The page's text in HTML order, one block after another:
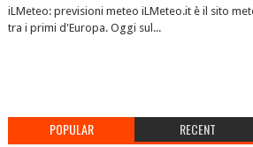
iLMeteo: previsioni meteo iLMeteo.it è il sito
tra i primi d'Europa. Oggi sul...
POPULAR RECENT